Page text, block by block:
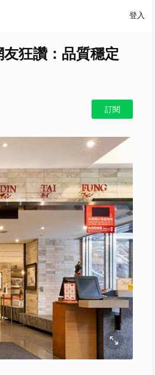
登入
狂讚：品質穩定
訂閱